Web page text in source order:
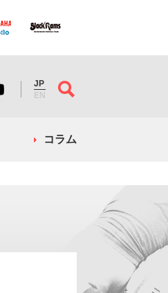
JP
EN
コラム